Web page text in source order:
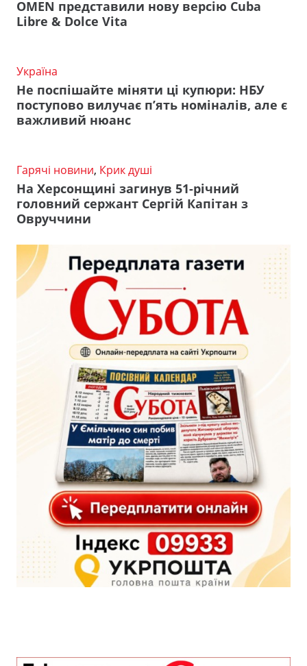
OMEN представили нову версію Cuba
Libre & Dolce Vita
Україна
Не поспішайте міняти ці купюри: НБУ
поступово вилучає п’ять номіналів, але є
важливий нюанс
Гарячі новини, Крик душі
На Херсонщині загинув 51-річний
головний сержант Сергій Капітан з
Овруччини